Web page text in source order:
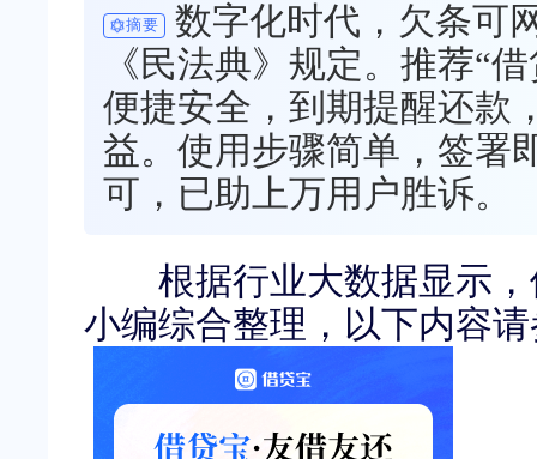
摘要
数字化时代，欠条可
《民法典》规定。推荐“
便捷安全，到期提醒还款
益。使用步骤简单，签署
可，已助上万用户胜诉。
根据行业大数据显示，
小编综合整理，以下内容